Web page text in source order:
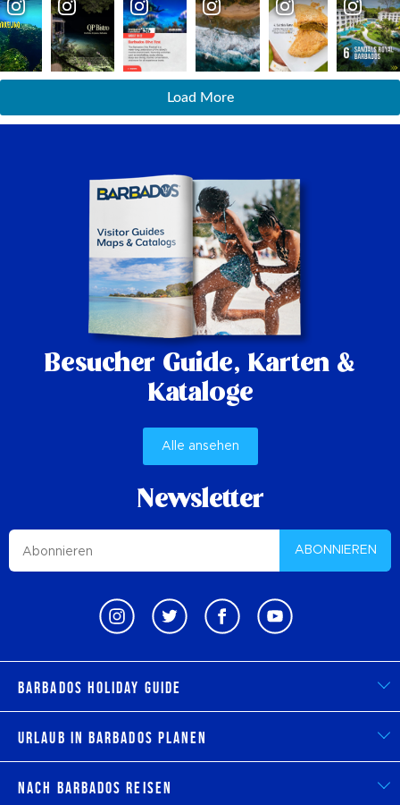
Load More
Besucher Guide, Karten &
Kataloge
Alle ansehen
Newsletter
ABONNIEREN
Barbados Holiday Guide
Urlaub in Barbados planen
Nach Barbados reisen